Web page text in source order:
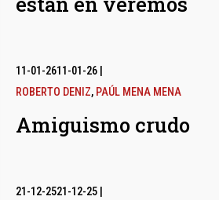
11-01-2611-01-26
ROBERTO DENIZ, PAÚL MENA MENA
Amiguismo crudo
21-12-2521-12-25